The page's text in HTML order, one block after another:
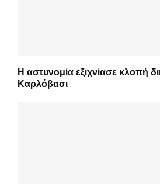
Η αστυνομία εξιχνίασε κλοπή
Καρλόβασι